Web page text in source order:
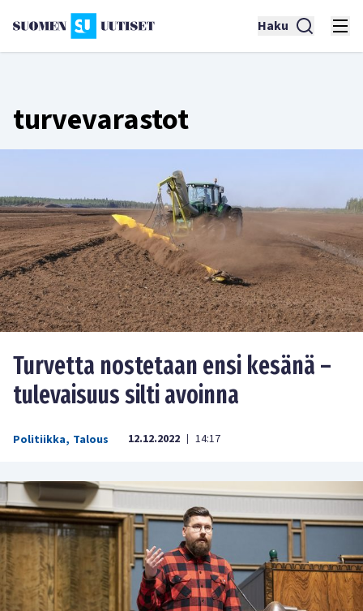
Haku
turvevarastot
Turvetta nostetaan ensi kesänä –
tulevaisuus silti avoinna
Politiikka, Talous 12.12.2022 | 14:17